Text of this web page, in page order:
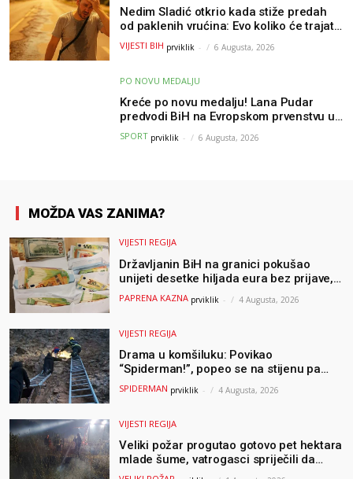
Nedim Sladić otkrio kada stiže predah
od paklenih vrućina: Evo koliko će trajati
osvježenje u BiH
VIJESTI BIH prviklik - 6 Augusta, 2026
PO NOVU MEDALJU
Kreće po novu medalju! Lana Pudar
predvodi BiH na Evropskom prvenstvu u
Parizu
SPORT prviklik - 6 Augusta, 2026
MOŽDA VAS ZANIMA?
VIJESTI REGIJA
Državljanin BiH na granici pokušao
unijeti desetke hiljada eura bez prijave,
uslijedila “paprena” kazna
PAPRENA KAZNA prviklik - 4 Augusta, 2026
VIJESTI REGIJA
Drama u komšiluku: Povikao
“Spiderman!”, popeo se na stijenu pa
ostao zarobljen
SPIDERMAN prviklik - 4 Augusta, 2026
VIJESTI REGIJA
Veliki požar progutao gotovo pet hektara
mlade šume, vatrogasci spriječili da
dođe do još veće katastrofe